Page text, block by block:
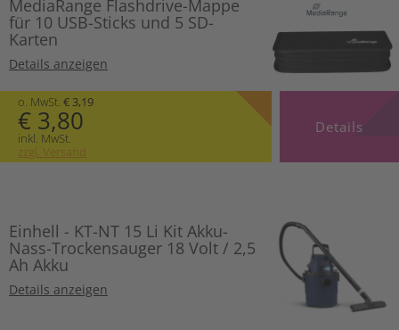
MediaRange Flashdrive-Mappe
für 10 USB-Sticks und 5 SD-
Karten
Details anzeigen
o. MwSt. € 3,19
€ 3,80
inkl. MwSt.
zzgl. Versand
Details
Einhell - KT-NT 15 Li Kit Akku-
Nass-Trockensauger 18 Volt / 2,5
Ah Akku
Details anzeigen